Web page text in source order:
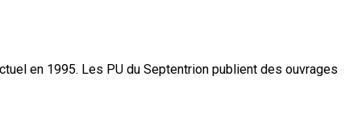
en 1995. Les PU du Septentrion publient des ouvrages